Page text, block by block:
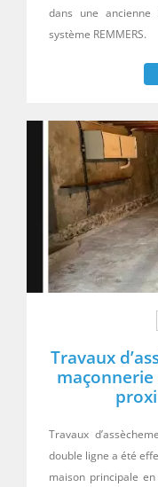
dans une
système REMMERS.
Travaux
Travaux
double ligne a été
maison principale